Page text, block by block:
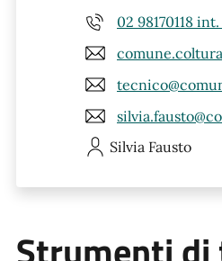
02 98170118
Silvia Fausto